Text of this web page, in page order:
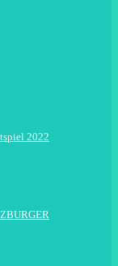
2022